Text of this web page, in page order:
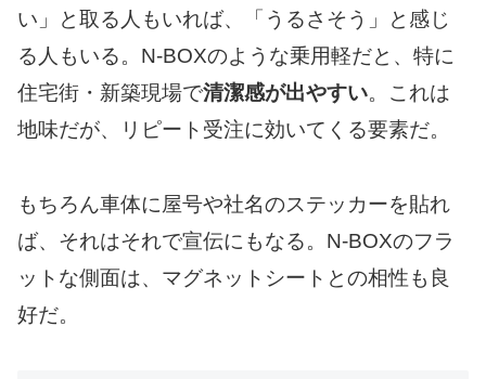
い」と取る人もいれば、「うるさそう」と感じ
る人もいる。N-BOXのような乗用軽だと、特に
住宅街・新築現場で清潔感が出やすい。これは
地味だが、リピート受注に効いてくる要素だ。
もちろん車体に屋号や社名のステッカーを貼れ
ば、それはそれで宣伝にもなる。N-BOXのフラ
ットな側面は、マグネットシートとの相性も良
好だ。